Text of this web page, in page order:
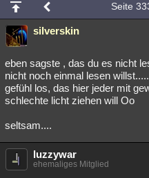
meine Rubriken
Menschen Wissenschaft
Spiritualität Verschwörungen
Natur Umfragen
Philosophie
Astronomie
Seite
silverskin
eben sagste , das du es nicht
nicht noch einmal lesen
gefühl los, das hier jeder mit
schlechte licht ziehen will Oo
seltsam....
luzzywar
ehemaliges Mitglied